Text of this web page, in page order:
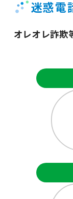
迷惑電
オレオレ詐欺